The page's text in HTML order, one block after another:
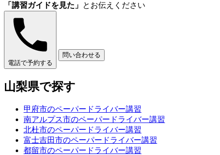
「講習ガイドを見た」 とお伝えください
電話で予約する
問い合わせる
山梨県で探す
甲府市のペーパードライバー講習
南アルプス市のペーパードライバー講習
北杜市のペーパードライバー講習
富士吉田市のペーパードライバー講習
都留市のペーパードライバー講習